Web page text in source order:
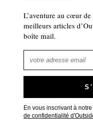
L’aventure au cœur
meilleurs articles
boîte mail.
En vous inscrivant à
de confidentialité